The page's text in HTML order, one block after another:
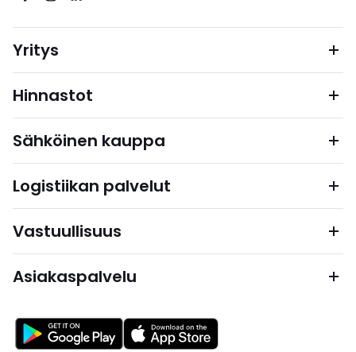
Yritys
Hinnastot
Sähköinen kauppa
Logistiikan palvelut
Vastuullisuus
Asiakaspalvelu